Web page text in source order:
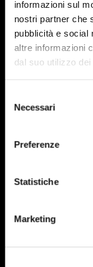
informazioni sul
nostri partner che
pubblicità e social
altre informazioni
dal suo utilizzo
delNecessari
Preferenze
Statistiche
Marketing
895
900
930